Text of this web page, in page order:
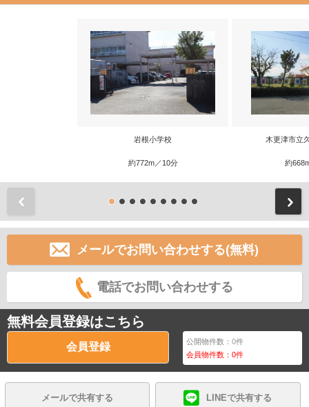
岩根小学校
約772m／10分
木更津市立
約
メールでお問い合わせする(無料)
電話でお問い合わせする
無料会員登録はこちら
会員登録 公開物件数：0件
会員物件数：0件
メールで共有する LINEで共有する